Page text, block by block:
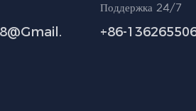
Поддержка 24/7
+86-